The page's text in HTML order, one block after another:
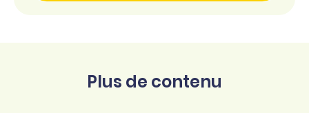
Plus de contenu